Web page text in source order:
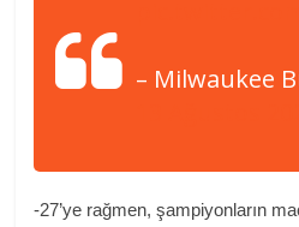
– Milwaukee
-27’ye rağmen, şampiyonların